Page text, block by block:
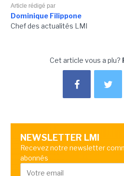
Article rédigé par
Dominique Filippone
Chef des actualités LMI
Cet article vous a plu?
NEWSLETTER LMI
Recevez notre newsletter
abonnés